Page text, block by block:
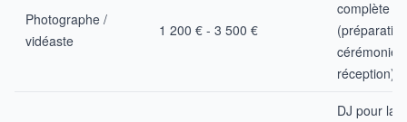
Photographe /
vidéaste
1 200 € - 3 500 €
complète
cérémonie,
réception).
DJ pour la